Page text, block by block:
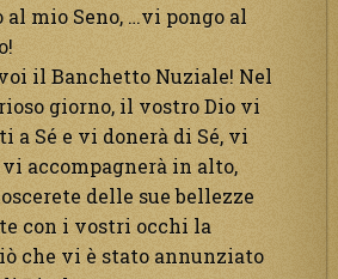
mio Seno, …vi pongo al
il Banchetto Nuziale! Nel
giorno, il vostro Dio vi
a Sé e vi donerà di Sé, vi
vi accompagnerà in alto,
delle sue bellezze
con i vostri occhi la
che vi è stato annunziato